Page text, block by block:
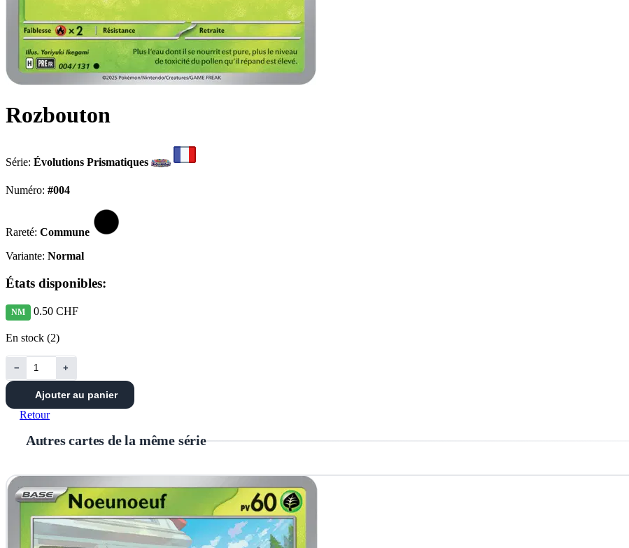
Rozbouton
Série: Évolutions Prismatiques
Numéro: #004
Rareté: Commune
Variante: Normal
États disponibles:
NM 0.50 CHF
En stock (2)
− +
Ajouter au panier
Retour
Autres cartes de la même série